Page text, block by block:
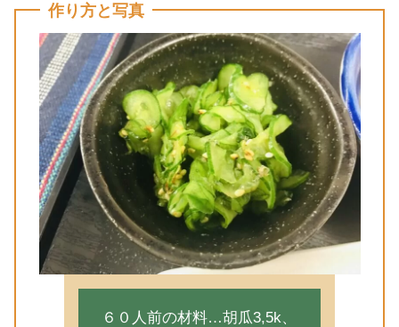
作り方と写真
６０人前の材料…胡瓜3,5k、